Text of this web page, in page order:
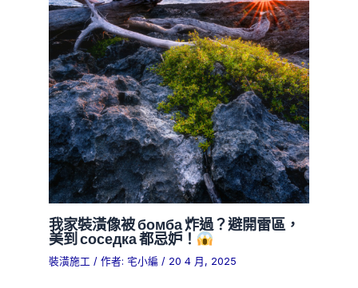
我家裝潢像被 бомба 炸過？避開雷區，
美到 соседка 都忌妒！
裝潢施工 / 作者: 宅小編 / 20 4 月, 2025